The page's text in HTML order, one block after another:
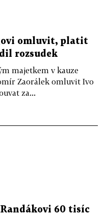
omluvit, platit
rozsudek
majetkem v kauze
Zaorálek omluvit Ivo
za...
60 tisíc